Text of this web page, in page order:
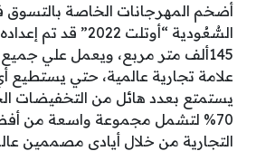
أضخم المهرجانات الخاصة بالتسوق
السُّعُودية “أوتلت
علامة تجارية عالمية، حتي يستطيع
يستمتع بعدد هائل من التخفيضات
70% لتشمل مجموعة واسعة من
التجارية من خلال أيادي مصممين